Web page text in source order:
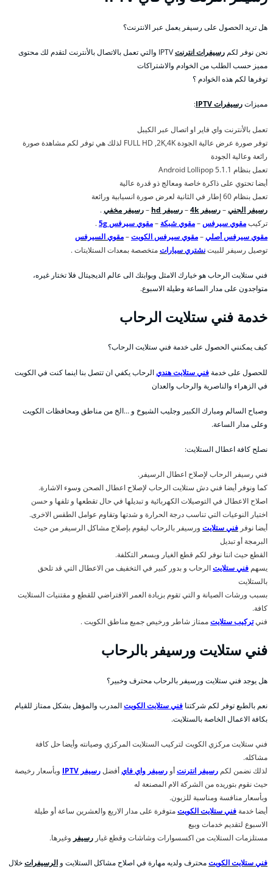
هل تريد الحصول على رسيفر يعمل عبر الانترنت؟
نحن نوفر لكم رسيفرات انترنت
IPTV والتي تعمل بالاتصال بالأنترنت لتقدم لك محتوى
مميز حسب الطلب من الخوادم والاشتراكات
توفرها لكم هذه الخوادم ؟
مميزاترسيفرات IPTV :
تعمل بالأنترنت واي فاير او اتصال عبر الكيبل
توفر صورة عرض عالية الجودة FULL HD ,2K,4K لذلك هي توفر لكم مشاهدة صورة
رائعة وعالية الجودة
تعمل بنظام Android Lollipop 5.1.1
أيضا تحتوي على ذاكرة خاصة ومعالج ذو قدرة عالية
تعمل بنظام 60 إطار في الثانية لعرض صورة انسيابية ورائعة
رسيفر الجني–رسيفر 4k –رسيفر hd –رسيفر مخفي.
تركيبمقوي سيرفس–مقوي شبكة –مقوي سيرفس 5g
.
مقوي سيرفس أصلي–مقوي سيرفس الكويت–مقوي السيرفس
توصيل رسيفر للبيتنشتري سياراتمتخصصة بمعدات الستلايتات .
فني ستلايت الرحاب هو خيارك الامثل وبوابتك الى عالم الديجيتال فلا تختار غيره،
متواجدون على مدار الساعة وطيلة الاسبوع.
خدمة فني ستلايت الرحاب
كيف يمكنني الحصول على خدمة فني ستلايت الرحاب؟
للحصول على خدمةفني ستلايت هنديالرحاب يكفي ان تتصل بنا اينما كنت في الكويت
في الزهراء والناصرية والرحاب والعدان
وصباح السالم ومبارك الكبير وجليب الشيوخ و …الخ من مناطق ومحافظات الكويت
وعلى مدار الساعة.
نصلح كافة اعطال الستلايت:
فني رسيفر الرحاب لإصلاح اعطال الرسيفر.
كما ونوفر أيضا فني دش ستلايت الرحاب لإصلاح اعطال الصحن وسوء الاشارة.
اصلاح الاعطال في التوصيلات الكهربائية و تبديلها في حال تقطعها و تلفها و حسن
اختيار النوعيات التي تناسب درجة الحرارة و شدتها وتقاوم عوامل الطقس الاخرى.
أيضا نوفر فني ستلايت ورسيفر بالرحاب ليقوم بإصلاح مشاكل الرسيفر من حيث
البرمجة أو تبديل
القطع حيث اننا نوفر لكم قطع الغيار وبسعر التكلفة.
يسهم فني ستلايتالرحاب و بدور كبير في التخفيف من الاعطال التي قد تلحق
بالستلايت
بسبب ورشات الصيانة و التي تقوم بزيادة العمر الافتراضي للقطع و مقتنيات الستلايت
كافة.
فنيتركيب ستلايتممتاز شاطر ورخيص جميع مناطق الكويت .
فني ستلايت ورسيفر بالرحاب
هل يوجد فني ستلايت ورسيفر بالرحاب محترف وخبير؟
نعم بالطبع توفر لكم شركتنا فني ستلايت الكويتالمدرب والمؤهل بشكل ممتاز للقيام
بكافة الاعمال الخاصة بالستلايت.
فني ستلايت مركزي الكويت لتركيب الستلايت المركزي وصيانته وأيضا حل كافة
مشاكله.
لذلك نضمن لكم رسيفر انترنتأو رسيفر واي فايأفضلرسيفر IPTV
وبأسعار رخيصة
حيث نقوم بتوريده من الشركة الام المصنعة له
وبأسعار منافسة ومناسبة للزبون.
أيضا خدمة فني ستلايت الكويتمتوفرة على مدار الاربع والعشرين ساعة أو طيلة
الاسبوع لتقديم خدمات وبيع
مستلزمات الستلايت من اكسسوارات وشاشات وقطع غيار رسيفر وغيرها.
فني ستلايت الكويتمحترف ولديه مهارة في اصلاح مشاكل الستلايت و الرسيفراتخلال